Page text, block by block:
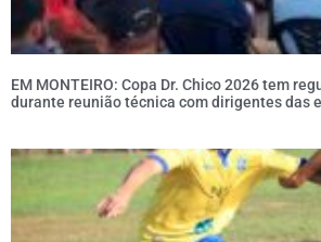
EM MONTEIRO: Copa Dr. Chico 2026 tem
durante reunião técnica com dirigentes das